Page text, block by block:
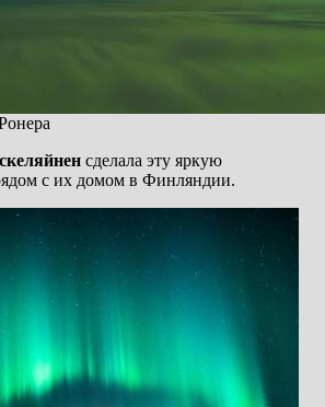
сделала эту яркую
с их домом в Финляндии.